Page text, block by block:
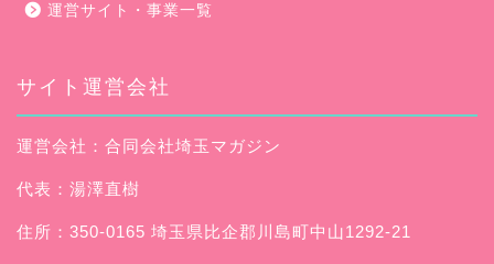
運営サイト・事業一覧
サイト運営会社
運営会社：合同会社埼玉マガジン
代表：湯澤直樹
住所：350-0165 埼玉県比企郡川島町中山1292-21